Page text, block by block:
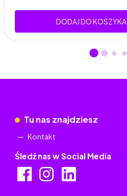
DODAJ DO KOSZYKA
Tu nas znajdziesz
Kontakt
Śledź nas w Social Media